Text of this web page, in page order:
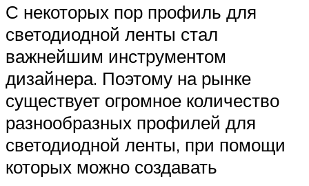
С некоторых пор профиль для
светодиодной ленты стал
важнейшим инструментом
дизайнера. Поэтому на рынке
существует огромное количество
разнообразных профилей для
светодиодной ленты, при помощи
которых можно создавать